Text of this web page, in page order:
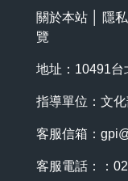
關於本站 隱
覽
地址：10491台
指導單位：文化
客服信箱：
客服電話：：